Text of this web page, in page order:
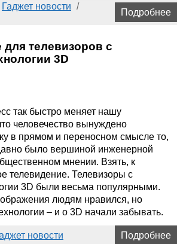
Гаджет новости /
Подробнее
телевизоров с
3D
так быстро меняет нашу
человечество вынуждено
в прямом и переносном смысле то,
было вершиной инженерной
мнении. Взять, к
телевидение. Телевизоры с
3D были весьма популярными.
людям нравился, но
– и о 3D начали забывать.
новости Подробнее